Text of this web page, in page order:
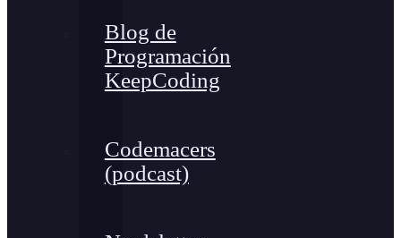
Blog de
Programación
KeepCoding
Codemacers
(podcast)